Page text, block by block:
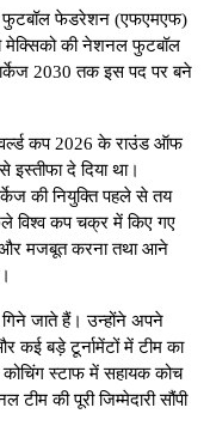
फुटबॉल फेडरेशन (एफएमएफ)
मेक्सिको की नेशनल फुटबॉल
2030 तक इस पद पर बने
वर्ल्ड कप 2026 के राउंड ऑफ
दे दिया था।
की नियुक्ति पहले से तय
विश्व कप चक्र में किए गए
मजबूत करना तथा आने
जाते हैं। उन्होंने अपने
बड़े टूर्नामेंटों में टीम का
स्टाफ में सहायक कोच
की पूरी जिम्मेदारी सौंपी